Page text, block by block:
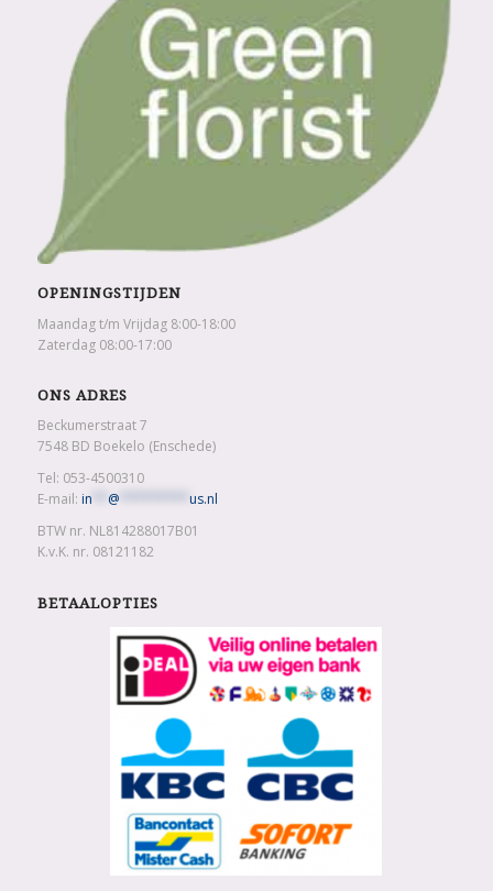
OPENINGSTIJDEN
Maandag t/m Vrijdag 8:00-18:00
Zaterdag 08:00-17:00
ONS ADRES
Beckumerstraat 7
7548 BD Boekelo (Enschede)
Tel: 053-4500310
E-mail: in @
us.nl
BTW nr. NL814288017B01
K.v.K. nr. 08121182
BETAALOPTIES